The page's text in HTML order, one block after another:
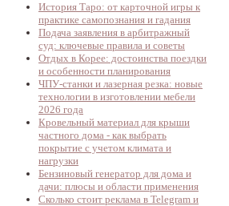
История Таро: от карточной игры к
практике самопознания и гадания
Подача заявления в арбитражный
суд: ключевые правила и советы
Отдых в Корее: достоинства поездки
и особенности планирования
ЧПУ-станки и лазерная резка: новые
технологии в изготовлении мебели
2026 года
Кровельный материал для крыши
частного дома - как выбрать
покрытие с учетом климата и
нагрузки
Бензиновый генератор для дома и
дачи: плюсы и области применения
Сколько стоит реклама в Telegram и